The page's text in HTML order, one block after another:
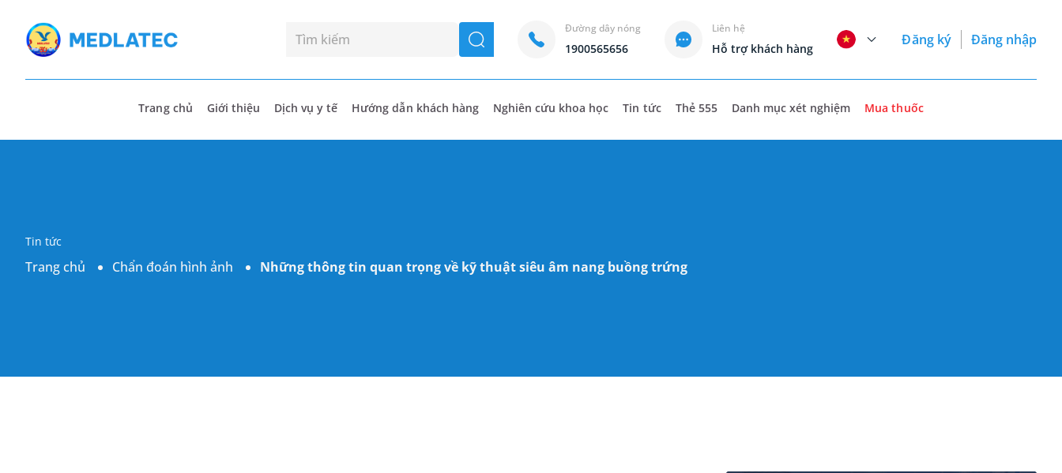
seach
Đường dây nóng
1900565656
Liên hệ
Hỗ trợ khách hàng
Đăng ký Đăng nhập
Trang chủ Giới thiệu Dịch vụ y tế Hướng dẫn khách hàng Nghiên cứu khoa học Tin tức Thẻ 555 Danh mục xét nghiệm Mua thuốc
Tin tức
Trang chủ Chẩn đoán hình ảnh Những thông tin quan trọng về kỹ thuật siêu âm nang buồng trứng